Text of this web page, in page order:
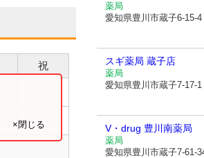
祝
×閉じる
薬局
愛知県豊川市蔵子6-15-4
スギ薬局 蔵子店
薬局
愛知県豊川市蔵子7-17-1
V・drug 豊川南薬局
薬局
愛知県豊川市蔵子7-61-